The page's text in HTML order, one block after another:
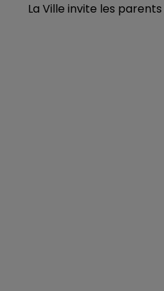
La Ville invite les